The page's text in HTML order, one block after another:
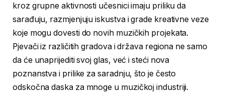
kroz grupne aktivnosti učesnici imaju priliku da
sarađuju, razmjenjuju iskustva i grade kreativne veze
koje mogu dovesti do novih muzičkih projekata.
Pjevači iz različitih gradova i država regiona ne samo
da će unaprijediti svoj glas, već i steći nova
poznanstva i prilike za saradnju, što je često
odskočna daska za mnoge u muzičkoj industriji.